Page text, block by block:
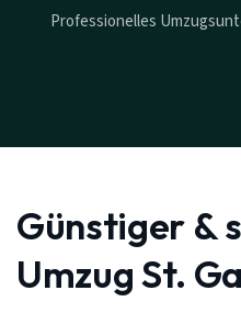
Professionelles
Günstiger &
Umzug St.